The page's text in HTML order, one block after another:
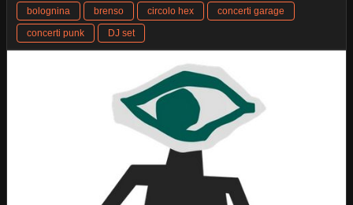
bolognina brenso circolo hex
concerti garage
concerti punk
DJ set